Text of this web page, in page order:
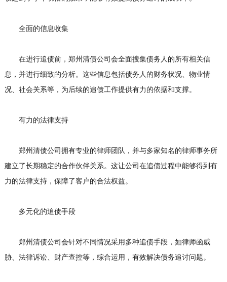
全面的信息收集
在进行追债前，郑州清债公司会全面搜集债务人的所有相关信
息，并进行细致的分析。这些信息包括债务人的财务状况、物业情
况、社会关系等，为后续的追债工作提供有力的依据和支撑。
有力的法律支持
郑州清债公司拥有专业的律师团队，并与多家知名的律师事务所
建立了长期稳定的合作伙伴关系。这让公司在追债过程中能够得到有
力的法律支持，保障了客户的合法权益。
多元化的追债手段
郑州清债公司会针对不同情况采用多种追债手段，如律师函威
胁、法律诉讼、财产查控等，综合运用，有效解决债务追讨问题。